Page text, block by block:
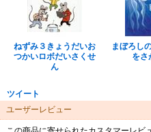
ねずみ３きょうだいお
つかいロボだいさくせ
ん
まぼろし
をさ
ツイート
ユーザーレビュー